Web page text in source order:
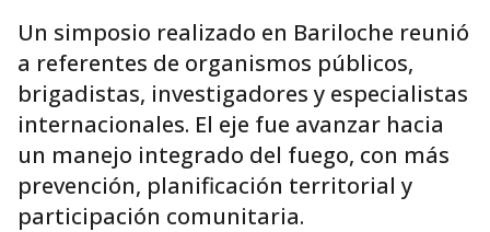
Un simposio realizado en Bariloche reunió
a referentes de organismos públicos,
brigadistas, investigadores y especialistas
internacionales. El eje fue avanzar hacia
un manejo integrado del fuego, con más
prevención, planificación territorial y
participación comunitaria.